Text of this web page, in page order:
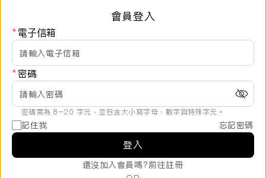
會員登入
* 電子信箱
*密碼
密碼需為 8–20 字元，並包含大小寫字母、數字與特殊字元。
記住我 忘記密碼
登入
還沒加入會員嗎?前往註冊